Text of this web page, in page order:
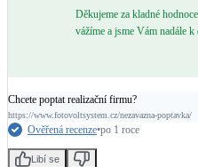
Děkujeme za kladné
vážíme a jsme Vám nadále k
Chcete poptat realizační firmu?
https://www.fotovoltsystem.cz/nezavazna-poptavka/
Ověřená recenze•po 1 roce
Libí se